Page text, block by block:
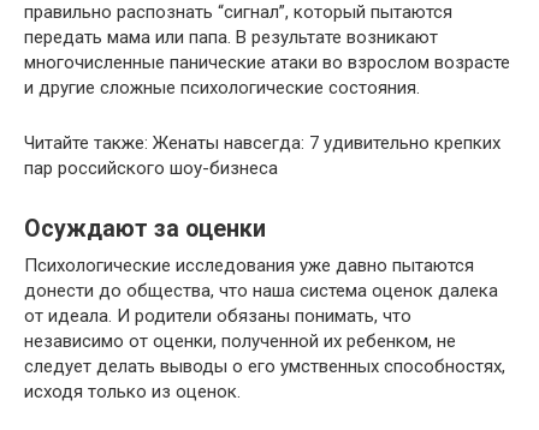
правильно распознать “сигнал”, который пытаются
передать мама или папа. В результате возникают
многочисленные панические атаки во взрослом возрасте
и другие сложные психологические состояния.
Читайте также: Женаты навсегда: 7 удивительно крепких
пар российского шоу-бизнеса
Осуждают за оценки
Психологические исследования уже давно пытаются
донести до общества, что наша система оценок далека
от идеала. И родители обязаны понимать, что
независимо от оценки, полученной их ребенком, не
следует делать выводы о его умственных способностях,
исходя только из оценок.